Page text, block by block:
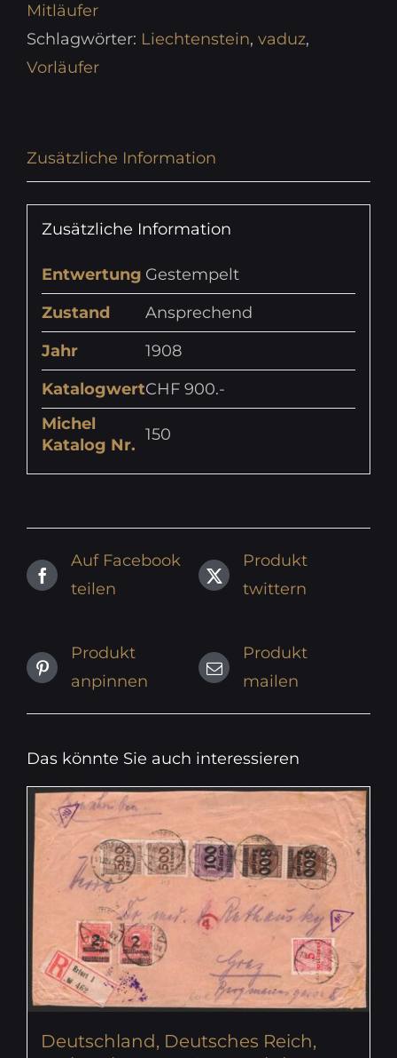
Mitläufer
Schlagwörter: Liechtenstein, vaduz,
Vorläufer
Zusätzliche Information
Zusätzliche Information
Entwertung Gestempelt
Zustand
Ansprechend
Jahr
1908
KatalogwertCHF 900.-
Michel
Katalog Nr.
150
Auf Facebook
teilen
Produkt
twittern
Produkt
anpinnen
Produkt
mailen
Das könnte Sie auch interessieren
Deutschland, Deutsches Reich,